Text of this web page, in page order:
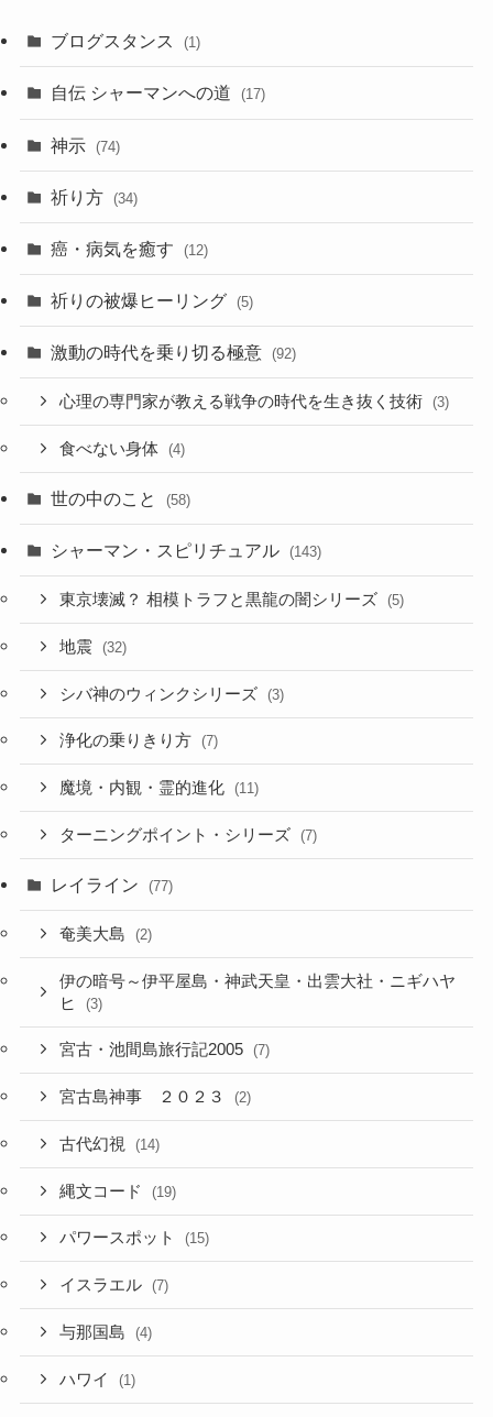
カ
ブ
ブログスタンス (1)
自伝 シャーマンへの道 (17)
神示 (74)
祈り方 (34)
癌・病気を癒す (12)
祈りの被爆ヒーリング (5)
激動の時代を乗り切る極意 (92)
心理の専門家が教える戦争の時代を生き抜く技術 (3)
食べない身体 (4)
世の中のこと (58)
シャーマン・スピリチュアル (143)
東京壊滅？ 相模トラフと黒龍の闇シリーズ (5)
地震 (32)
シバ神のウィンクシリーズ (3)
浄化の乗りきり方 (7)
魔境・内観・霊的進化 (11)
ターニングポイント・シリーズ (7)
レイライン (77)
奄美大島 (2)
伊の暗号～伊平屋島・神武天皇・出雲大社・ニギハヤ
ヒ
(3)
宮古・池間島旅行記2005 (7)
宮古島神事 ２０２３ (2)
古代幻視 (14)
縄文コード (19)
パワースポット (15)
イスラエル (7)
与那国島 (4)
ハワイ (1)